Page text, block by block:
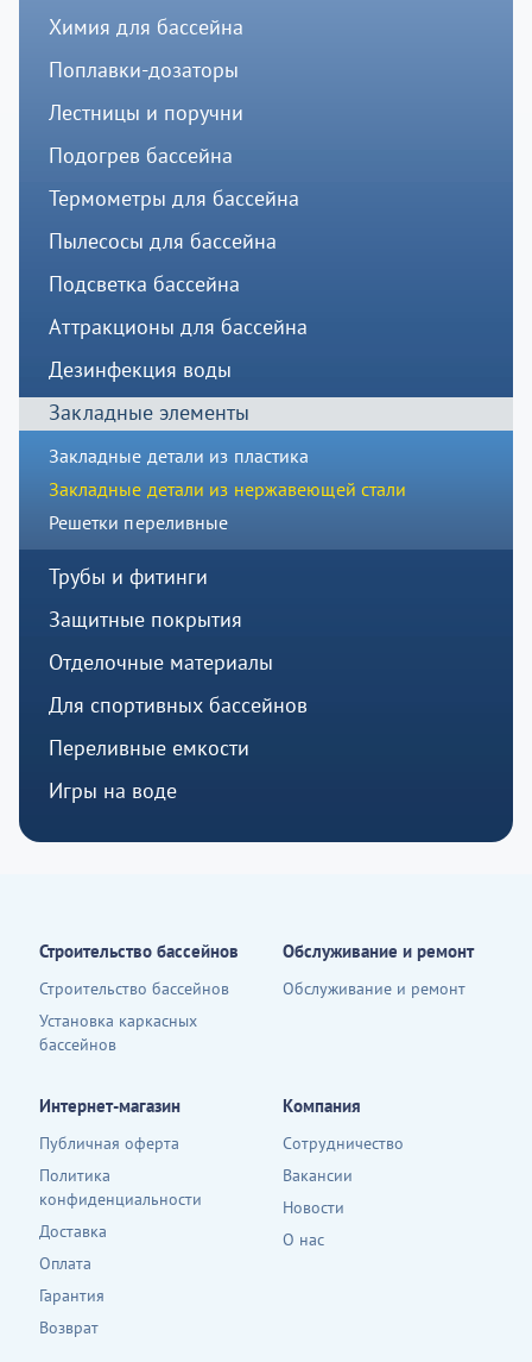
Химия для бассейна
Поплавки-дозаторы
Лестницы и поручни
Подогрев бассейна
Термометры для бассейна
Пылесосы для бассейна
Подсветка бассейна
Аттракционы для бассейна
Дезинфекция воды
Закладные элементы
Закладные детали из пластика
Закладные детали из нержавеющей стали
Решетки переливные
Трубы и фитинги
Защитные покрытия
Отделочные материалы
Для спортивных бассейнов
Переливные емкости
Игры на воде
Строительство бассейнов
Строительство бассейнов
Установка каркасных
бассейнов
Обслуживание и ремонт
Обслуживание и ремонт
Интернет-магазин
Публичная оферта
Политика
конфиденциальности
Доставка
Оплата
Гарантия
Возврат
Компания
Сотрудничество
Вакансии
Новости
О нас